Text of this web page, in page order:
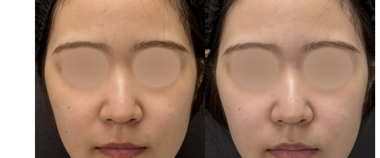
医師一覧
看護師一覧
新着情報
未成年の方へ
規約
阿部 竜介
部位から探す
ボリフト
ボライト
レナトゥスヒアルロン酸
スネコス
ゴウリ